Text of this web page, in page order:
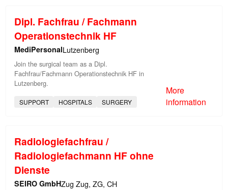
Dipl. Fachfrau / Fachmann
Operationstechnik HF
MediPersonalLutzenberg
Join the surgical team as a Dipl.
Fachfrau/Fachmann Operationstechnik HF in
Lutzenberg.
SUPPORT HOSPITALS SURGERY
More
information
Radiologiefachfrau /
Radiologiefachmann HF ohne
Dienste
SEIRO GmbHZug Zug, ZG, CH